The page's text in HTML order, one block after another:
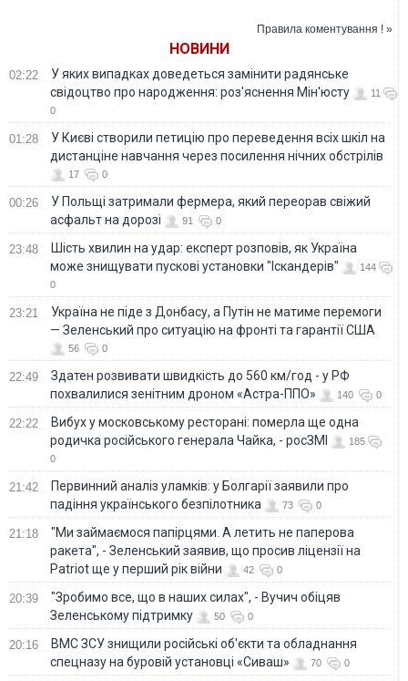
Правила коментування ! »
НОВИНИ
02:22
У яких випадках доведеться замінити радянське
свідоцтво про народження: роз'яснення Мін'юсту
11
0
01:28
У Києві створили петицію про переведення всіх шкіл на
дистанціне навчання через посилення нічних обстрілів
17 0
00:26
У Польщі затримали фермера, який переорав свіжий
асфальт на дорозі
91 0
23:48
Шість хвилин на удар: експерт розповів, як Україна
може знищувати пускові установки "Іскандерів"
144
0
23:21
Україна не піде з Донбасу, а Путін не матиме перемоги
— Зеленський про ситуацію на фронті та гарантії США
56 0
22:49
Здатен розвивати швидкість до 560 км/год - у РФ
похвалилися зенітним дроном «Астра-ППО»
140 0
22:22
Вибух у московському ресторані: померла ще одна
родичка російського генерала Чайка, - росЗМІ
185
0
21:42
Первинний аналіз уламків: у Болгарії заявили про
падіння українського безпілотника
73 0
21:18
"Ми займаємося папірцями. А летить не паперова
ракета", - Зеленський заявив, що просив ліцензії на
Patriot ще у перший рік війни
42 0
20:39
"Зробимо все, що в наших силах", - Вучич обіцяв
Зеленському підтримку
50 0
20:16
ВМС ЗСУ знищили російські об'єкти та обладнання
спецназу на буровій установці «Сиваш»
70 0